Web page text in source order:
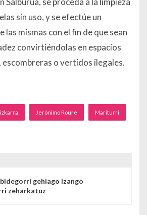
sin uso, y se efectúe un
las mismas con el fin de que sean
convirtiéndolas en espacios
escombreras o vertidos ilegales.
Jerónimo Roure Mariturri
gehiago izango
zeharkatuz